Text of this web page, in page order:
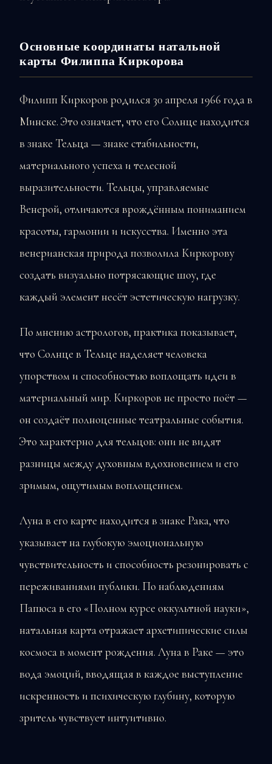
Основные координаты натальной
карты Филиппа Киркорова
Филипп Киркоров родился 30 апреля 1966 года в
Минске. Это означает, что его Солнце находится
в знаке Тельца — знаке стабильности,
материального успеха и телесной
выразительности. Тельцы, управляемые
Венерой, отличаются врождённым пониманием
красоты, гармонии и искусства. Именно эта
венерианская природа позволила Киркорову
создать визуально потрясающие шоу, где
каждый элемент несёт эстетическую нагрузку.
По мнению астрологов, практика показывает,
что Солнце в Тельце наделяет человека
упорством и способностью воплощать идеи в
материальный мир. Киркоров не просто поёт —
он создаёт полноценные театральные события.
Это характерно для тельцов: они не видят
разницы между духовным вдохновением и его
зримым, ощутимым воплощением.
Луна в его карте находится в знаке Рака, что
указывает на глубокую эмоциональную
чувствительность и способность резонировать с
переживаниями публики. По наблюдениям
Папюса в его «Полном курсе оккультной науки»,
натальная карта отражает архетипические силы
космоса в момент рождения. Луна в Раке — это
вода эмоций, вводящая в каждое выступление
искренность и психическую глубину, которую
зритель чувствует интуитивно.